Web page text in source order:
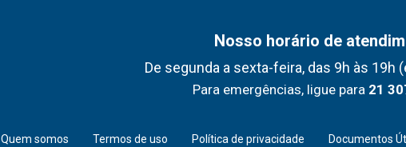
Nosso horário de
De segunda a sexta-feira, das 9h às 19h
Para emergências, ligue para 21
Quem somos Termos de uso Política de privacidade Documentos